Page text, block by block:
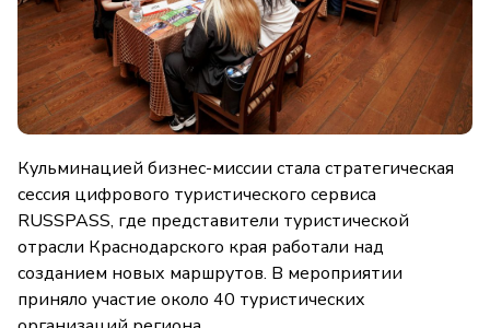
Кульминацией бизнес-миссии стала стратегическая
сессия цифрового туристического сервиса
RUSSPASS, где представители туристической
отрасли Краснодарского края работали над
созданием новых маршрутов. В мероприятии
приняло участие около 40 туристических